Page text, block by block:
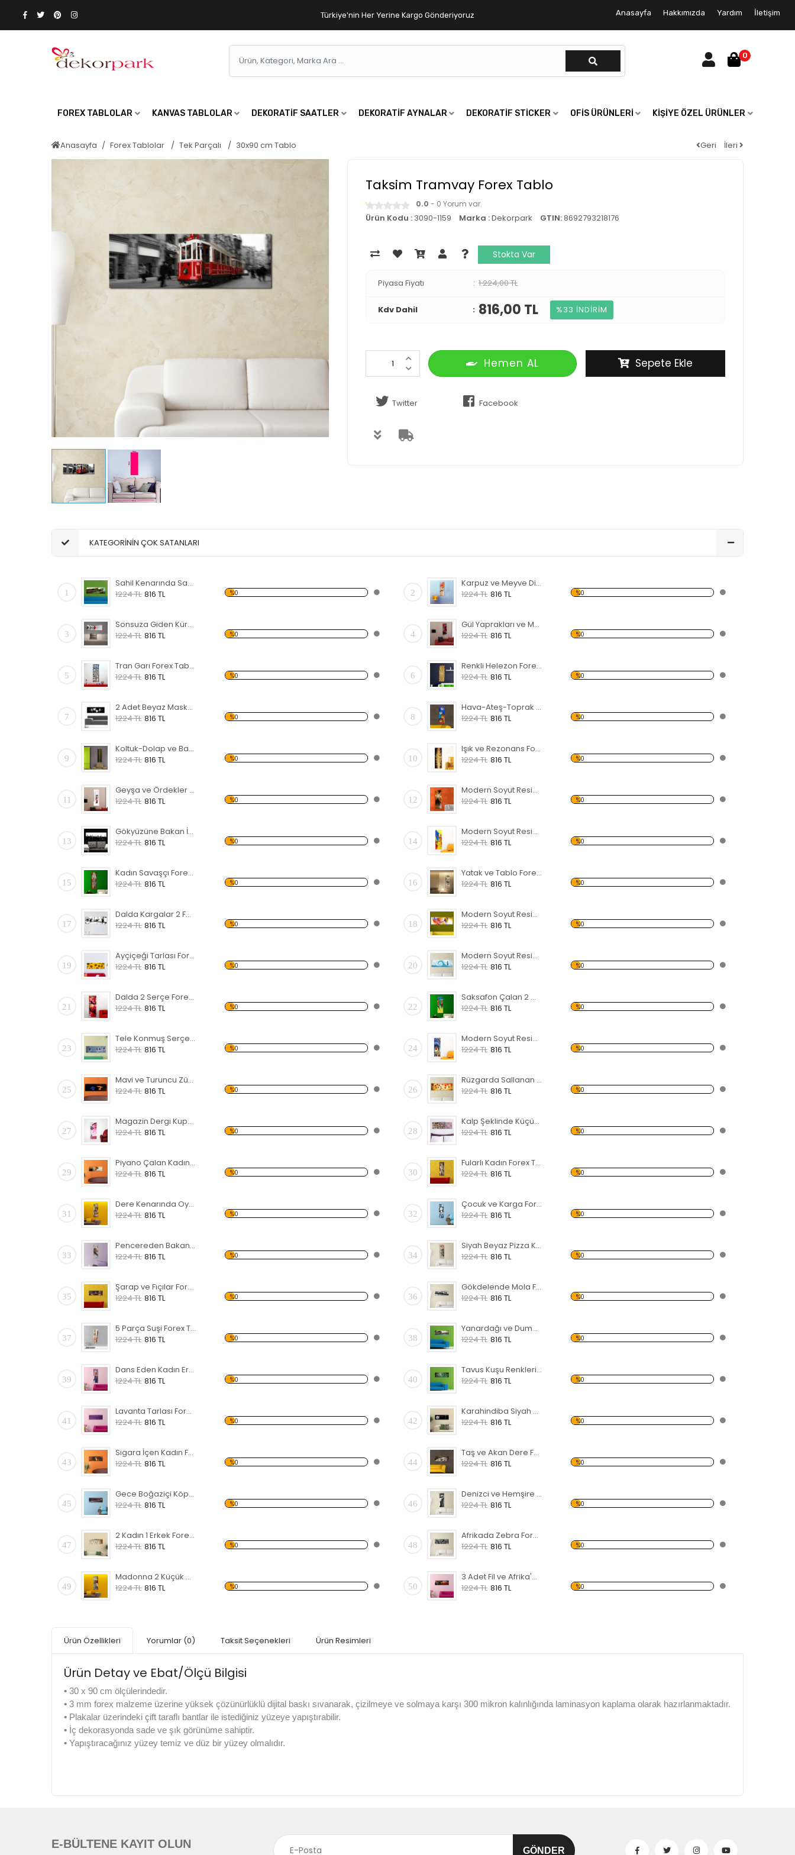
Türkiye'nin Her Yerine Kargo Gönderiyoruz Anasayfa Hakkımızda Yardım İletişim
0
FOREX TABLOLAR KANVAS TABLOLAR DEKORATIF SAATLER DEKORATIF AYNALAR DEKORATIF STICKER OFIS ÜRÜNLERI KIŞIYE ÖZEL ÜRÜNLER
Anasayfa Forex Tablolar Tek Parçalı 30x90 cm Tablo Geri İleri
Taksim Tramvay Forex Tablo
0.0 - 0 Yorum var.
Ürün Kodu : 3090-1159 Marka :Dekorpark GTIN:8692793218176
Stokta Var
Piyasa Fiyatı 1.224,00 TL
Kdv Dahil 816,00 TL %33 İNDİRİM
Hemen AL Sepete Ekle
Twitter Facebook
KATEGORİNİN ÇOK SATANLARI
1
Sahil Kenarında Sandal Forex Tablo
1224 TL 816 TL %0 2
Karpuz ve Meyve Dilimleri Forex Tablo
1224 TL 816 TL %0
3
Sonsuza Giden Küreler Forex Tablo
1224 TL 816 TL %0 4
Gül Yaprakları ve Metal Forex Tablo
1224 TL 816 TL %0
5
Tran Garı Forex Tablo
1224 TL 816 TL %0 6
Renkli Helezon Forex Tablo
1224 TL 816 TL %0
7
2 Adet Beyaz Maske Forex Tablo
1224 TL 816 TL %0 8
Hava-Ateş-Toprak Su Forex Tablo
1224 TL 816 TL %0
9
Koltuk-Dolap ve Bambu Forex Tablo
1224 TL 816 TL %0 10
Işık ve Rezonans Forex Tablo
1224 TL 816 TL %0
11
Geyşa ve Ördekler Forex Tablo
1224 TL 816 TL %0 12
Modern Soyut Resim 3 Forex Tablo
1224 TL 816 TL %0
13
Gökyüzüne Bakan İnsanlar Forex Tablo
1224 TL 816 TL %0 14
Modern Soyut Resim Evler Forex Tablo
1224 TL 816 TL %0
15
Kadın Savaşçı Forex Tablo
1224 TL 816 TL %0 16
Yatak ve Tablo Forex Tablo
1224 TL 816 TL %0
17
Dalda Kargalar 2 Forex Tablo
1224 TL 816 TL %0 18
Modern Soyut Resim 5 Forex Tablo
1224 TL 816 TL %0
19
Ayçiçeği Tarlası Forex Tablo
1224 TL 816 TL %0 20
Modern Soyut Resim Deniz Feneri Forex Tablo
1224 TL 816 TL %0
21
Dalda 2 Serçe Forex Tablo
1224 TL 816 TL %0 22
Saksafon Çalan 2 Müzisyen Forex Tablo
1224 TL 816 TL %0
23
Tele Konmuş Serçeler Forex Tablo
1224 TL 816 TL %0 24
Modern Soyut Resim 4 Forex Tablo
1224 TL 816 TL %0
25
Mavi ve Turuncu Zümrüdü Anka Forex Tablo
1224 TL 816 TL %0 26
Rüzgarda Sallanan Gelincikler Forex Tablo
1224 TL 816 TL %0
27
Magazin Dergi Kupürü Forex Tablo
1224 TL 816 TL %0 28
Kalp Şeklinde Küçük Resimler Forex Tablo
1224 TL 816 TL %0
29
Piyano Çalan Kadın Forex Tablo
1224 TL 816 TL %0 30
Fularlı Kadın Forex Tablo
1224 TL 816 TL %0
31
Dere Kenarında Oynayan Çocuklar Forex Tablo
1224 TL 816 TL %0 32
Çocuk ve Karga Forex Tablo
1224 TL 816 TL %0
33
Pencereden Bakan Kadın Forex Tablo
1224 TL 816 TL %0 34
Siyah Beyaz Pizza Kulesi Forex Tablo
1224 TL 816 TL %0
35
Şarap ve Fıçılar Forex Tablo
1224 TL 816 TL %0 36
Gökdelende Mola Forex Tablo
1224 TL 816 TL %0
37
5 Parça Suşi Forex Tablo
1224 TL 816 TL %0 38
Yanardağı ve Dumanı Forex Tablo
1224 TL 816 TL %0
39
Dans Eden Kadın Erkek Forex Tablo
1224 TL 816 TL %0 40
Tavus Kuşu Renkleri Forex Tablo
1224 TL 816 TL %0
41
Lavanta Tarlası Forex Tablo
1224 TL 816 TL %0 42
Karahindiba Siyah Zemin Forex Tablo
1224 TL 816 TL %0
43
Sigara İçen Kadın Forex Tablo
1224 TL 816 TL %0 44
Taş ve Akan Dere Forex Tablo
1224 TL 816 TL %0
45
Gece Boğaziçi Köprüsü Forex Tablo
1224 TL 816 TL %0 46
Denizci ve Hemşire Forex Tablo
1224 TL 816 TL %0
47
2 Kadın 1 Erkek Forex Tablo
1224 TL 816 TL %0 48
Afrikada Zebra Forex Tablo
1224 TL 816 TL %0
49
Madonna 2 Küçük Çocuk Forex Tablo
1224 TL 816 TL %0 50
3 Adet Fil ve Afrika'da Gün Batımı Forex Tablo
1224 TL 816 TL %0
Ürün Özellikleri Yorumlar (0) Taksit Seçenekleri Ürün Resimleri
Ürün Detay ve Ebat/Ölçü Bilgisi
• 30 x 90 cm ölçülerindedir.
• 3 mm forex malzeme üzerine yüksek çözünürlüklü dijital baskı sıvanarak, çizilmeye ve solmaya karşı 300 mikron kalınlığında laminasyon kaplama olarak hazırlanmaktadır.
• Plakalar üzerindeki çift taraflı bantlar ile istediğiniz yüzeye yapıştırabilir.
• İç dekorasyonda sade ve şık görünüme sahiptir.
• Yapıştıracağınız yüzey temiz ve düz bir yüzey olmalıdır.
E-BÜLTENE KAYIT OLUN